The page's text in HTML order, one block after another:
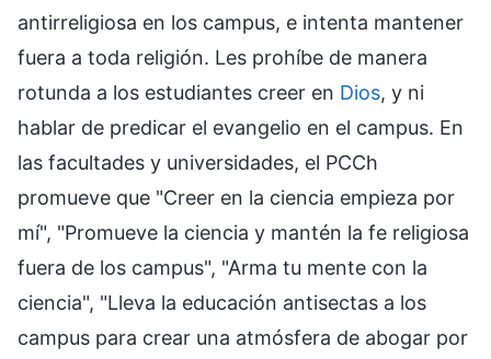
antirreligiosa en los campus, e intenta mantener
fuera a toda religión. Les prohíbe de manera
rotunda a los estudiantes creer en Dios, y ni
hablar de predicar el evangelio en el campus. En
las facultades y universidades, el PCCh
promueve que "Creer en la ciencia empieza por
mí", "Promueve la ciencia y mantén la fe religiosa
fuera de los campus", "Arma tu mente con la
ciencia", "Lleva la educación antisectas a los
campus para crear una atmósfera de abogar por